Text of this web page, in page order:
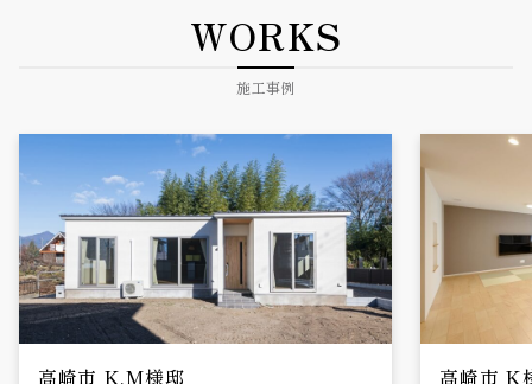
WORKS
施工事例
高崎市 K.M様邸 高崎市 K